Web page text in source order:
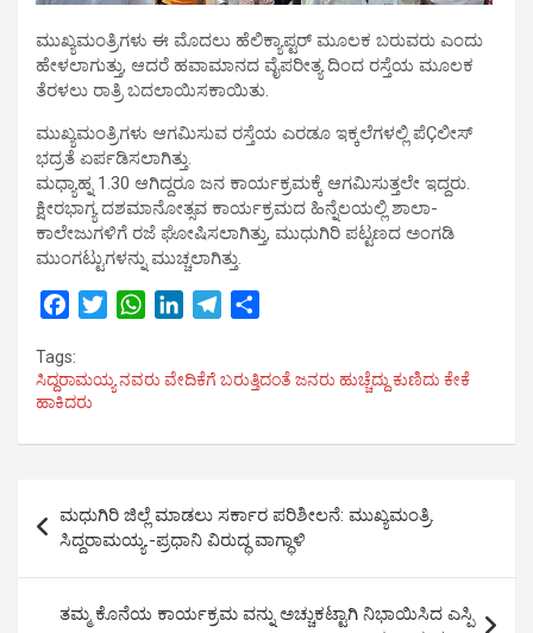
ಮುಖ್ಯಮಂತ್ರಿಗಳು ಈ ಮೊದಲು ಹೆಲಿಕ್ಯಾಪ್ಟರ್ ಮೂಲಕ ಬರುವರು ಎಂದು
ಹೇಳಲಾಗುತ್ತು, ಆದರೆ ಹವಾಮಾನದ ವೈಪರೀತ್ಯ ದಿಂದ ರಸ್ತೆಯ ಮೂಲಕ
ತೆರಳಲು ರಾತ್ರಿ ಬದಲಾಯಿಸಕಾಯಿತು.
ಮುಖ್ಯಮಂತ್ರಿಗಳು ಆಗಮಿಸುವ ರಸ್ತೆಯ ಎರಡೂ ಇಕ್ಕಲೆಗಳಲ್ಲಿ ಪೆÇಲೀಸ್
ಭದ್ರತೆ ಏರ್ಪಡಿಸಲಾಗಿತ್ತು.
ಮಧ್ಯಾಹ್ನ 1.30 ಆಗಿದ್ದರೂ ಜನ ಕಾರ್ಯಕ್ರಮಕ್ಕೆ ಆಗಮಿಸುತ್ತಲೇ ಇದ್ದರು.
ಕ್ಷೀರಭಾಗ್ಯ ದಶಮಾನೋತ್ಸವ ಕಾರ್ಯಕ್ರಮದ ಹಿನ್ನೆಲಯಲ್ಲಿ ಶಾಲಾ-
ಕಾಲೇಜುಗಳಿಗೆ ರಜೆ ಘೋಷಿಸಲಾಗಿತ್ತು, ಮುಧುಗಿರಿ ಪಟ್ಟಣದ ಅಂಗಡಿ
ಮುಂಗಟ್ಟುಗಳನ್ನು ಮುಚ್ಚಲಾಗಿತ್ತು.
c
e
o
k
t
e
W
t
A
p
k
d
n
e
r
m
r
Tags:
ಸಿದ್ದರಾಮಯ್ಯ ನವರು ವೇದಿಕೆಗೆ ಬರುತ್ತಿದಂತೆ ಜನರು ಹುಚ್ಚೆದ್ದು ಕುಣಿದು ಕೇಕೆ
ಹಾಕಿದರು
navigation
ಮಧುಗಿರಿ ಜಿಲ್ಲೆ ಮಾಡಲು ಸರ್ಕಾರ ಪರಿಶೀಲನೆ: ಮುಖ್ಯಮಂತ್ರಿ.
ಸಿದ್ದರಾಮಯ್ಯ.-ಪ್ರಧಾನಿ ವಿರುದ್ಧ ವಾಗ್ಧಾಳಿ
ತಮ್ಮ ಕೊನೆಯ ಕಾರ್ಯಕ್ರಮ ವನ್ನು ಅಚ್ಚುಕಟ್ಟಾಗಿ ನಿಭಾಯಿಸಿದ ಎಸ್ಪಿ